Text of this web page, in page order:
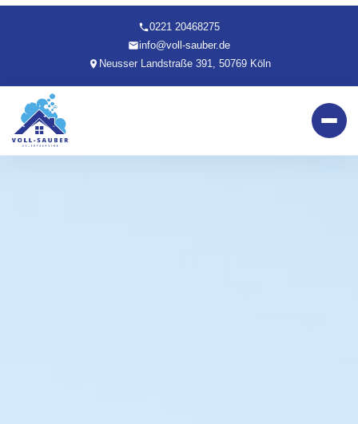
0221 20468275
info@voll-sauber.de
Neusser Landstraße 391, 50769 Köln